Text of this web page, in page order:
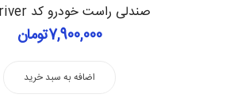
صندلی راست خودرو کد 3R-driver
7,900,000تومان
اضافه به سبد خرید